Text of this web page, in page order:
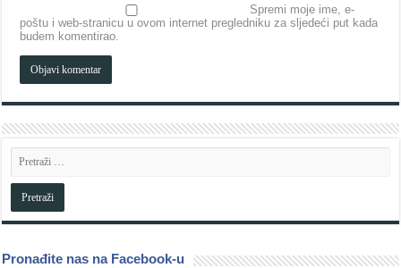
Spremi moje ime, e-
poštu i web-stranicu u ovom internet pregledniku za sljedeći put kada
budem komentirao.
Pronađite nas na Facebook-u